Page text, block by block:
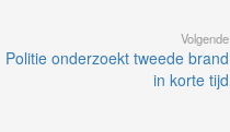
Volgende
Politie onderzoekt tweede brand
in korte tijd